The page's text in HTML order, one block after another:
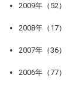
2009年（52）
2008年（17）
2007年（36）
2006年（77）